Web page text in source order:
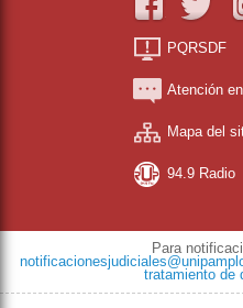
PQRSDF
Atención
Mapa del
94.9 Radio
Para
tratamiento de